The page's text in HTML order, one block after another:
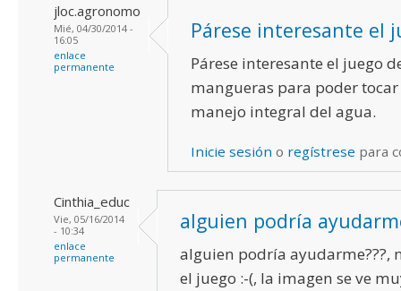
jloc.agronomo
Mié, 04/30/2014 -
16:05
enlace
permanente
Párese interesante el
Párese interesante el juego
mangueras para poder
manejo integral del agua.
Inicie sesión o regístrese para
Cinthia_educ
Vie, 05/16/2014
- 10:34
enlace
permanente
alguien podría
alguien podría ayudarme???,
el juego :-(, la imagen se ve